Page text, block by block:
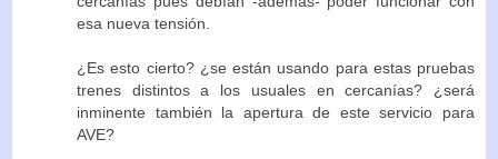
esa nueva tensión.
¿Es esto cierto? ¿se están usando para estas pruebas
trenes distintos a los usuales en cercanías? ¿será
inminente también la apertura de este servicio para
AVE?